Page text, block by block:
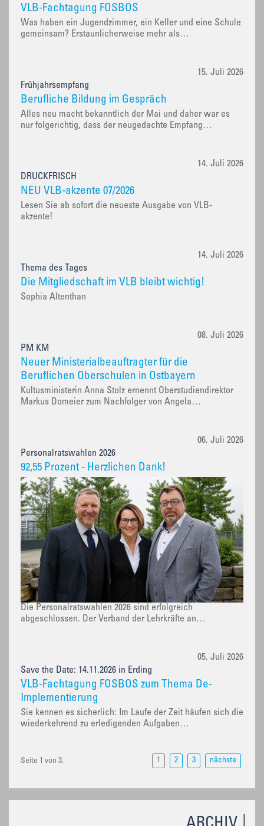
VLB-Fachtagung FOSBOS
Was haben ein Jugendzimmer, ein Keller und eine Schule
gemeinsam? Erstaunlicherweise mehr als…
15. Juli 2026
Frühjahrsempfang
Berufliche Bildung im Gespräch
Alles neu macht bekanntlich der Mai und daher war es
nur folgerichtig, dass der neugedachte Empfang…
14. Juli 2026
DRUCKFRISCH
NEU VLB-akzente 07/2026
Lesen Sie ab sofort die neueste Ausgabe von VLB-
akzente!
14. Juli 2026
Thema des Tages
Die Mitgliedschaft im VLB bleibt wichtig!
Sophia Altenthan
08. Juli 2026
PM KM
Neuer Ministerialbeauftragter für die
Beruflichen Oberschulen in Ostbayern
Kultusministerin Anna Stolz ernennt Oberstudiendirektor
Markus Domeier zum Nachfolger von Angela…
06. Juli 2026
Personalratswahlen 2026
92,55 Prozent - Herzlichen Dank!
Die Personalratswahlen 2026 sind erfolgreich
abgeschlossen. Der Verband der Lehrkräfte an…
05. Juli 2026
Save the Date: 14.11.2026 in Erding
VLB-Fachtagung FOSBOS zum Thema De-
Implementierung
Sie kennen es sicherlich: Im Laufe der Zeit häufen sich die
wiederkehrend zu erledigenden Aufgaben…
Seite 1 von 3. 1 2 3 nächste